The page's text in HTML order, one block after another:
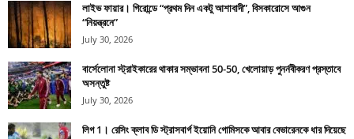
লাইভ ফায়ার। গিরোন্ডে “প্রথম দিন একটু আশাবাদী”, বিসকারোসে আগুন
“নিয়ন্ত্রনে”
July 30, 2026
বার্সেলোনা স্ট্রাইকারের থাকার সম্ভাবনা 50-50, খেলোয়াড় পুনর্নবীকরণ প্রস্তাবে
অসন্তুষ্ট
July 30, 2026
লিগ 1। রেসিং ক্লাব ডি স্ট্রাসবার্গ ইয়োনি গোমিসকে আবার বেভারেনকে ধার দিয়েছে